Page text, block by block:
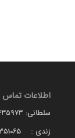
اطلاعات تماس
سلطانی: ۰۹۱۲۷۶۳۵۹۷۳
زندی : ۰۹۱۲۸۳۵۱۰۶۵